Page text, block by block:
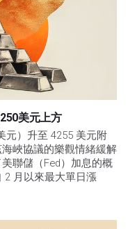
美元上方
元）升至 4255 美元附
峽協議的樂觀情緒緩解
聯儲（Fed）加息的概
2 月以來最大單日漲